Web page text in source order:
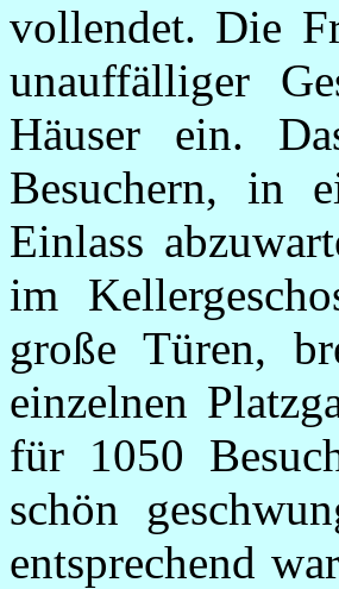
vollendet. Die
unauffälliger
Häuser ein.
Besuchern, in
Einlass
im
große Türen,
einzelnen
für 1050
schön
entsprechend